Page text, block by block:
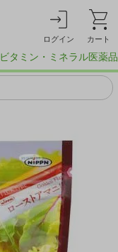
ログイン カート
ビタミン・ミネラル医薬品